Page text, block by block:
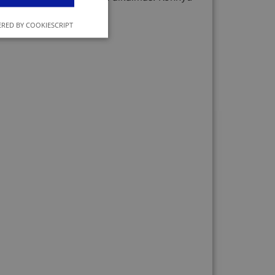
utazás közben is.
BY COOKIESCRIPT